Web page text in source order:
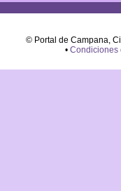
© Portal de Campana,
• Condiciones